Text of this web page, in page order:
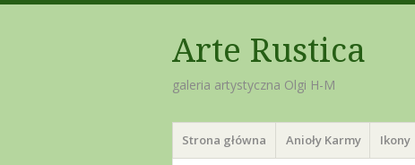
Arte Rustica
galeria artystyczna Olgi H-M
Menu
Skip
toStrona główna Anioły Karmy Ikony